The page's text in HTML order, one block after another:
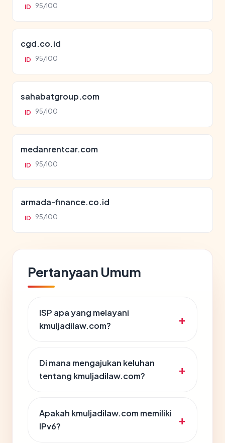
ID 95/100
cgd.co.id
ID 95/100
sahabatgroup.com
ID 95/100
medanrentcar.com
ID 95/100
armada-finance.co.id
ID 95/100
Pertanyaan Umum
ISP apa yang melayani
kmuljadilaw.com?
Di mana mengajukan keluhan
tentang kmuljadilaw.com?
Apakah kmuljadilaw.com memiliki
IPv6?